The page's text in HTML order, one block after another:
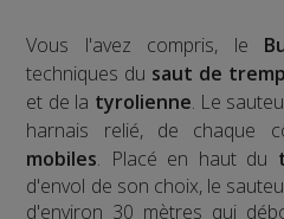
Vous l'avez compris, le
techniques du saut de
et de la tyrolienne. Le
harnais relié, de chaque
mobiles. Placé en haut du
d'envol de son choix, le
d'environ 30 mètres qui